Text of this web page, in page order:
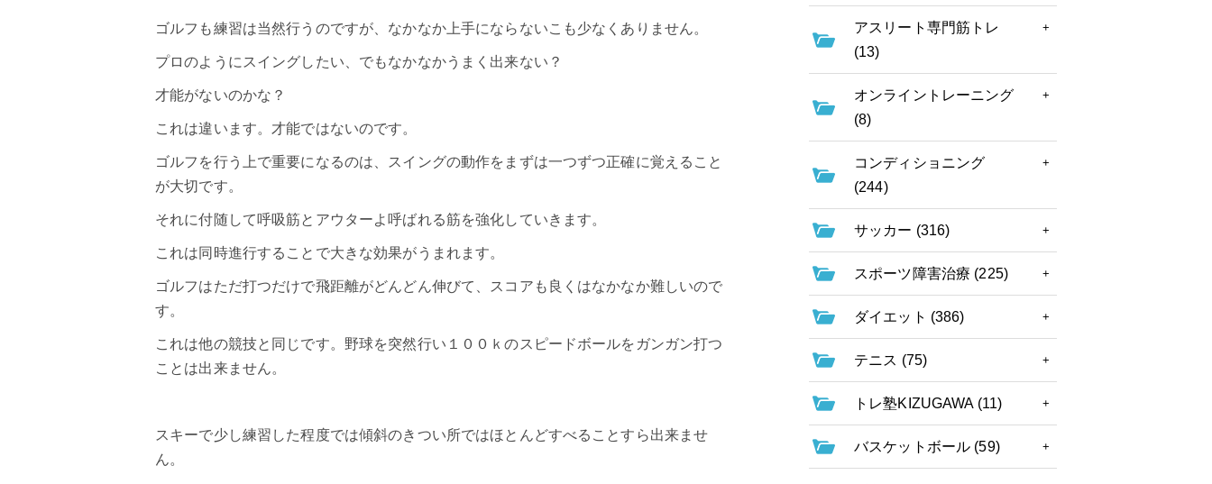
ゴルフ も練習は当然行うのですが、なかなか上手にならないこも少なくありません。
プロのようにスイングしたい、でもなかなかうまく出来ない？
才能がないのかな？
これは違います。才能ではないのです。
ゴルフを行う上で重要になるのは、スイングの動作をまずは一つずつ正確に覚えること
が大切です。
それに付随して呼吸筋とアウターよ呼ばれる筋を強化していきます。
これは同時進行することで大きな効果がうまれます。
ゴルフはただ打つだけで飛距離がどんどん伸びて、スコアも良くはなかなか難しいので
す。
これは他の競技と同じです。野球を突然行い１００ｋのスピードボールをガンガン打つ
ことは出来ません。
スキーで少し練習した程度では傾斜のきつい所ではほとんどすべることすら出来ませ
ん。
アスリート専門筋トレ
(13)
オンライントレーニング
(8)
コンディショニング
(244)
サッカー (316)
スポーツ障害治療 (225)
ダイエット (386)
テニス (75)
トレ塾KIZUGAWA (11)
バスケットボール (59)